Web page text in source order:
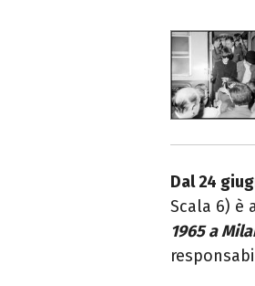
Dal 24
Scala 6) è
1965 a